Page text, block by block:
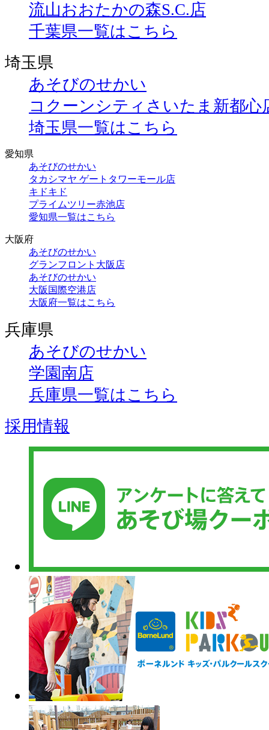
流山おおたかの森S.C.店
千葉県一覧はこちら
埼玉県
あそびのせかい
コクーンシティさいたま新都心
埼玉県一覧はこちら
愛知県
あそびのせかい
タカシマヤ ゲートタワーモール店
キドキド
プライムツリー赤池店
愛知県一覧はこちら
大阪府
あそびのせかい
グランフロント大阪店
あそびのせかい
大阪国際空港店
大阪府一覧はこちら
兵庫県
あそびのせかい
学園南店
兵庫県一覧はこちら
採用情報